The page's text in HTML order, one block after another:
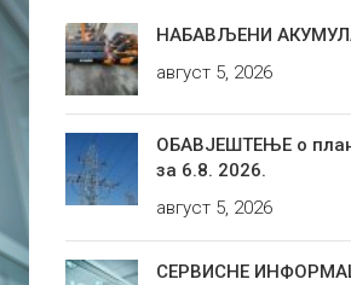
НАБАВЉЕНИ
август 5, 2026
ОБАВЈЕШТЕЊЕ о
за 6.8. 2026.
август 5, 2026
СЕРВИСНЕ